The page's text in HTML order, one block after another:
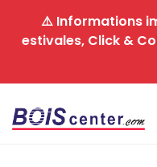
⚠️ Informations
estivales, Click &